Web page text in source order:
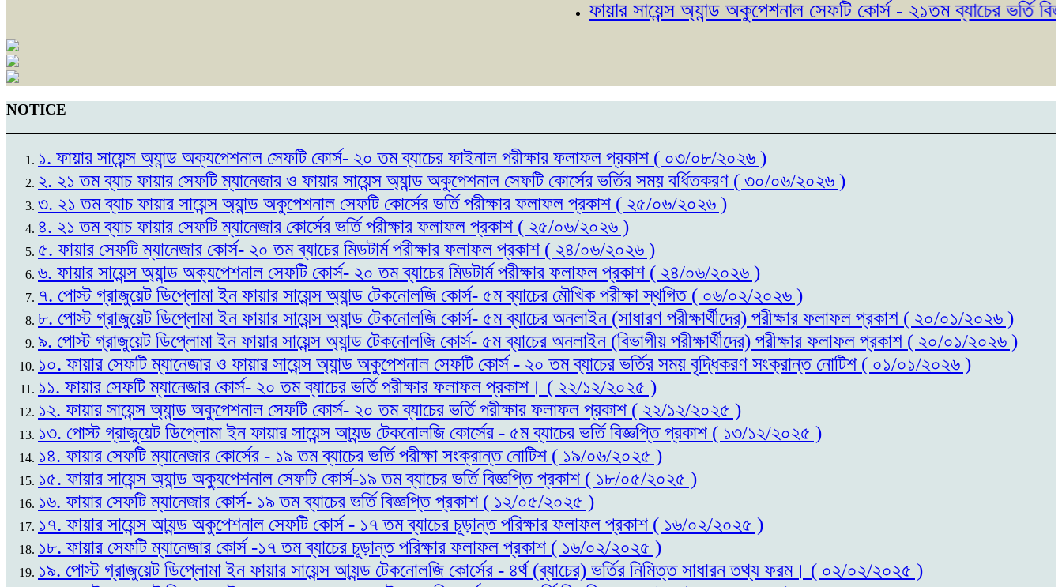
ফায়ার সায়েন্স অ্যান্ড অকুপেশনাল সেফটি কোর্স - ২১তম ব্যাচের ভর্তি
NOTICE
১. ফায়ার সায়েন্স অ্যান্ড অক্যপেশনাল সেফটি কোর্স- ২০ তম ব্যাচের ফাইনাল পরীক্ষার ফলাফল প্রকাশ ( ০৩/০৮/২০২৬ )
২. ২১ তম ব্যাচ ফায়ার সেফটি ম্যানেজার ও ফায়ার সায়েন্স অ্যান্ড অকুপেশনাল সেফটি কোর্সের ভর্তির সময় বর্ধিতকরণ ( ৩০/০৬/২০২৬ )
৩. ২১ তম ব্যাচ ফায়ার সায়েন্স অ্যান্ড অকুপেশনাল সেফটি কোর্সের ভর্তি পরীক্ষার ফলাফল প্রকাশ ( ২৫/০৬/২০২৬ )
৪. ২১ তম ব্যাচ ফায়ার সেফটি ম্যানেজার কোর্সের ভর্তি পরীক্ষার ফলাফল প্রকাশ ( ২৫/০৬/২০২৬ )
৫. ফায়ার সেফটি ম্যানেজার কোর্স- ২০ তম ব্যাচের মিডটার্ম পরীক্ষার ফলাফল প্রকাশ ( ২৪/০৬/২০২৬ )
৬. ফায়ার সায়েন্স অ্যান্ড অক্যপেশনাল সেফটি কোর্স- ২০ তম ব্যাচের মিডটার্ম পরীক্ষার ফলাফল প্রকাশ ( ২৪/০৬/২০২৬ )
৭. পোস্ট গ্রাজুয়েট ডিপ্লোমা ইন ফায়ার সায়েন্স অ্যান্ড টেকনোলজি কোর্স- ৫ম ব্যাচের মৌখিক পরীক্ষা স্থগিত ( ০৬/০২/২০২৬ )
৮. পোস্ট গ্রাজুয়েট ডিপ্লোমা ইন ফায়ার সায়েন্স অ্যান্ড টেকনোলজি কোর্স- ৫ম ব্যাচের অনলাইন (সাধারণ পরীক্ষার্থীদের) পরীক্ষার ফলাফল প্রকাশ ( ২০/০১/২০২৬ )
৯. পোস্ট গ্রাজুয়েট ডিপ্লোমা ইন ফায়ার সায়েন্স অ্যান্ড টেকনোলজি কোর্স- ৫ম ব্যাচের অনলাইন (বিভাগীয় পরীক্ষার্থীদের) পরীক্ষার ফলাফল প্রকাশ ( ২০/০১/২০২৬ )
১০. ফায়ার সেফটি ম্যানেজার ও ফায়ার সায়েন্স অ্যান্ড অকুপেশনাল সেফটি কোর্স - ২০ তম ব্যাচের ভর্তির সময় বৃদ্ধিকরণ সংক্রান্ত নোটিশ ( ০১/০১/২০২৬ )
১১. ফায়ার সেফটি ম্যানেজার কোর্স- ২০ তম ব্যাচের ভর্তি পরীক্ষার ফলাফল প্রকাশ। ( ২২/১২/২০২৫ )
১২. ফায়ার সায়েন্স অ্যান্ড অকুপেশনাল সেফটি কোর্স- ২০ তম ব্যাচের ভর্তি পরীক্ষার ফলাফল প্রকাশ ( ২২/১২/২০২৫ )
১৩. পোস্ট গ্রাজুয়েট ডিপ্লোমা ইন ফায়ার সায়েন্স আ্যন্ড টেকনোলজি কোর্সের - ৫ম ব্যাচের ভর্তি বিজ্ঞপ্তি প্রকাশ ( ১৩/১২/২০২৫ )
১৪. ফায়ার সেফটি ম্যানেজার কোর্সের - ১৯ তম ব্যাচের ভর্তি পরীক্ষা সংক্রান্ত নোটিশ ( ১৯/০৬/২০২৫ )
১৫. ফায়ার সায়েন্স অ্যান্ড অক্যুপেশনাল সেফটি কোর্স-১৯ তম ব্যাচের ভর্তি বিজ্ঞপ্তি প্রকাশ ( ১৮/০৫/২০২৫ )
১৬. ফায়ার সেফটি ম্যানেজার কোর্স- ১৯ তম ব্যাচের ভর্তি বিজ্ঞপ্তি প্রকাশ ( ১২/০৫/২০২৫ )
১৭. ফায়ার সায়েন্স আ্যন্ড অকুপেশনাল সেফটি কোর্স - ১৭ তম ব্যাচের চূড়ান্ত পরিক্ষার ফলাফল প্রকাশ ( ১৬/০২/২০২৫ )
১৮. ফায়ার সেফটি ম্যানেজার কোর্স -১৭ তম ব্যাচের চূড়ান্ত পরিক্ষার ফলাফল প্রকাশ ( ১৬/০২/২০২৫ )
১৯. পোস্ট গ্রাজুয়েট ডিপ্লোমা ইন ফায়ার সায়েন্স আ্যন্ড টেকনোলজি কোর্সের - ৪র্থ (ব্যাচের) ভর্তির নিমিত্ত সাধারন তথ্য ফরম। ( ০২/০২/২০২৫ )